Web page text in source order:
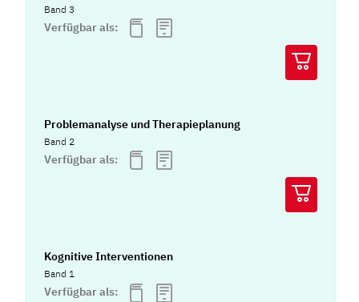
Band 3
Verfügbar als:
Problemanalyse und Therapieplanung
Band 2
Verfügbar als:
Kognitive Interventionen
Band 1
Verfügbar als: